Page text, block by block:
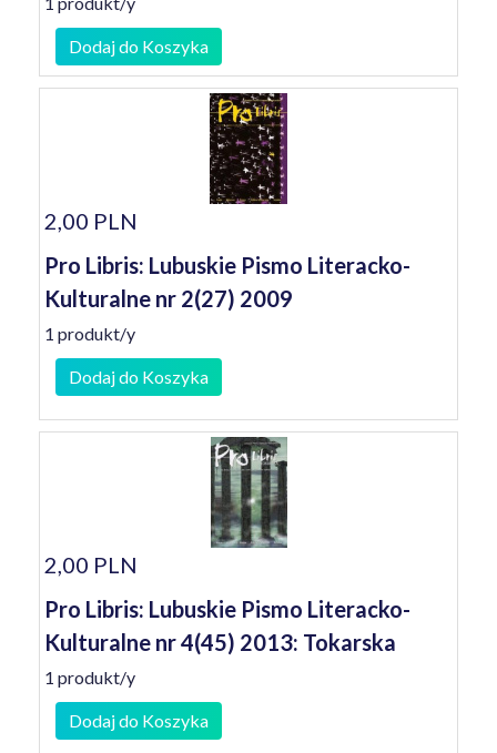
Dodaj do Koszyka
2,00 PLN
Pro Libris: Lubuskie Pismo Literacko-
Kulturalne nr 2(27) 2009
1 produkt/y
Dodaj do Koszyka
2,00 PLN
Pro Libris: Lubuskie Pismo Literacko-
Kulturalne nr 4(45) 2013: Tokarska
1 produkt/y
Dodaj do Koszyka